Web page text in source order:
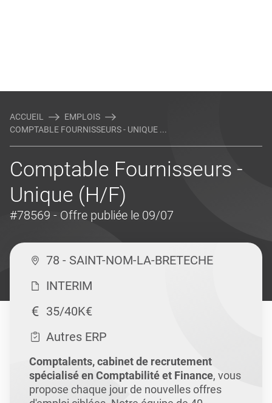
ACCUEIL
EMPLOIS
COMPTABLE FOURNISSEURS - UNIQUE ...
Comptable Fournisseurs -
Unique (H/F)
#78569 - Offre publiée le 09/07
78 - SAINT-NOM-LA-BRETECHE
INTERIM
35/40K€
Autres ERP
Comptalents, cabinet de recrutement
spécialisé en Comptabilité et Finance, vous
propose chaque jour de nouvelles offres